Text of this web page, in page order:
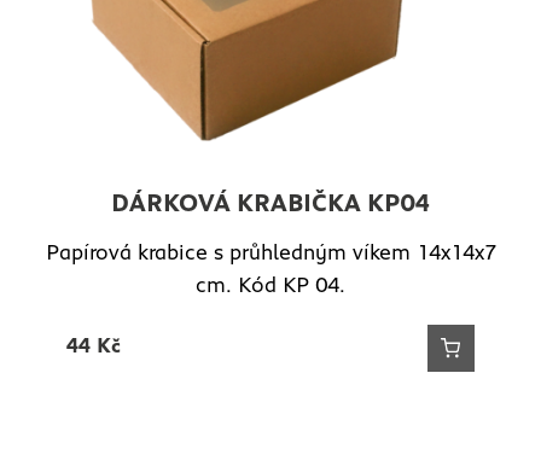
DÁRKOVÁ KRABIČKA KP04
Papírová krabice s průhledným víkem 14x14x7
cm. Kód KP 04.
44Kč